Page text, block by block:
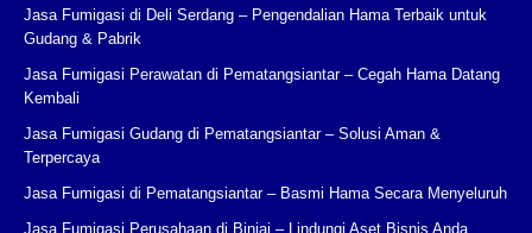
Jasa Fumigasi di Deli Serdang – Pengendalian Hama Terbaik untuk
Gudang & Pabrik
Jasa Fumigasi Perawatan di Pematangsiantar – Cegah Hama Datang
Kembali
Jasa Fumigasi Gudang di Pematangsiantar – Solusi Aman &
Terpercaya
Jasa Fumigasi di Pematangsiantar – Basmi Hama Secara Menyeluruh
Jasa Fumigasi Perusahaan di Binjai – Lindungi Aset Bisnis Anda